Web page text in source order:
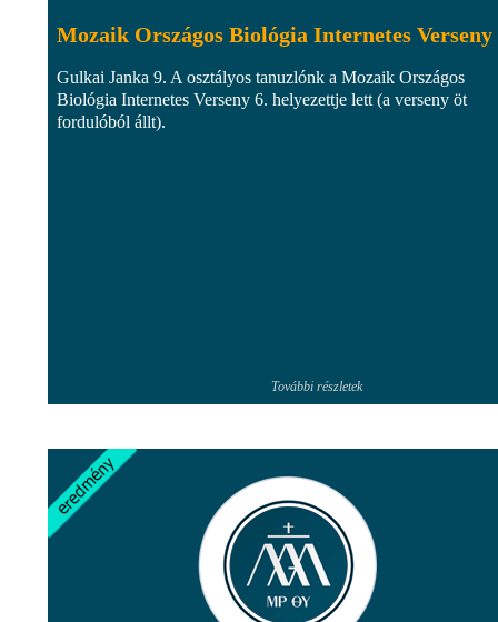
Mozaik Országos Biológia Internetes Verseny
Gulkai Janka 9. A osztályos tanuzlónk a Mozaik Országos
Biológia Internetes Verseny 6. helyezettje lett (a verseny öt
fordulóból állt).
További részletek